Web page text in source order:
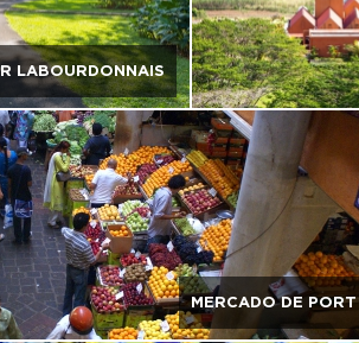
LABOURDONNAIS
MERCADO DE